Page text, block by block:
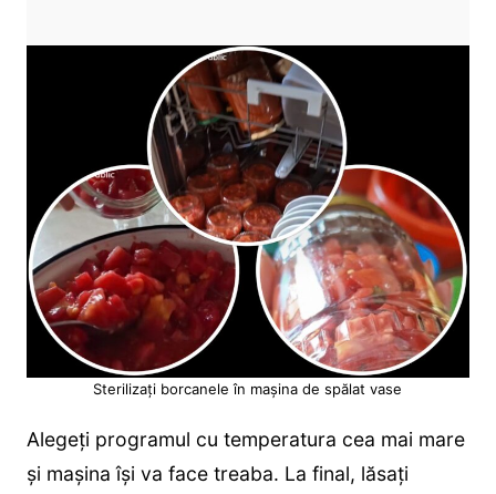
Sterilizați borcanele în mașina de spălat vase
Alegeți programul cu temperatura cea mai mare
și mașina își va face treaba. La final, lăsați